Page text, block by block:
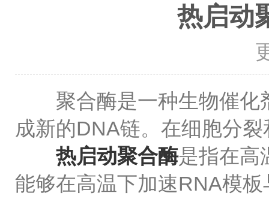
热启动
聚合酶是一种生物催化
成新的DNA链。在细胞分
热启动聚合酶是指在高
能够在高温下加速RNA模